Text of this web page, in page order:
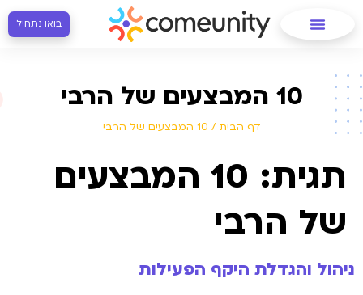
בואו נתחיל
10 המבצעים של הרבי
דף הבית / 10 המבצעים של הרבי
תגית:
10 המבצעים
של הרבי
ניהול והגדלת היקף הפעילות